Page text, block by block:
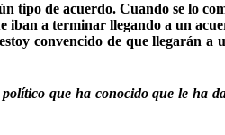
tipo de acuerdo. Cuando se lo
a terminar llegando a un
convencido de que llegarán
que ha conocido que le ha